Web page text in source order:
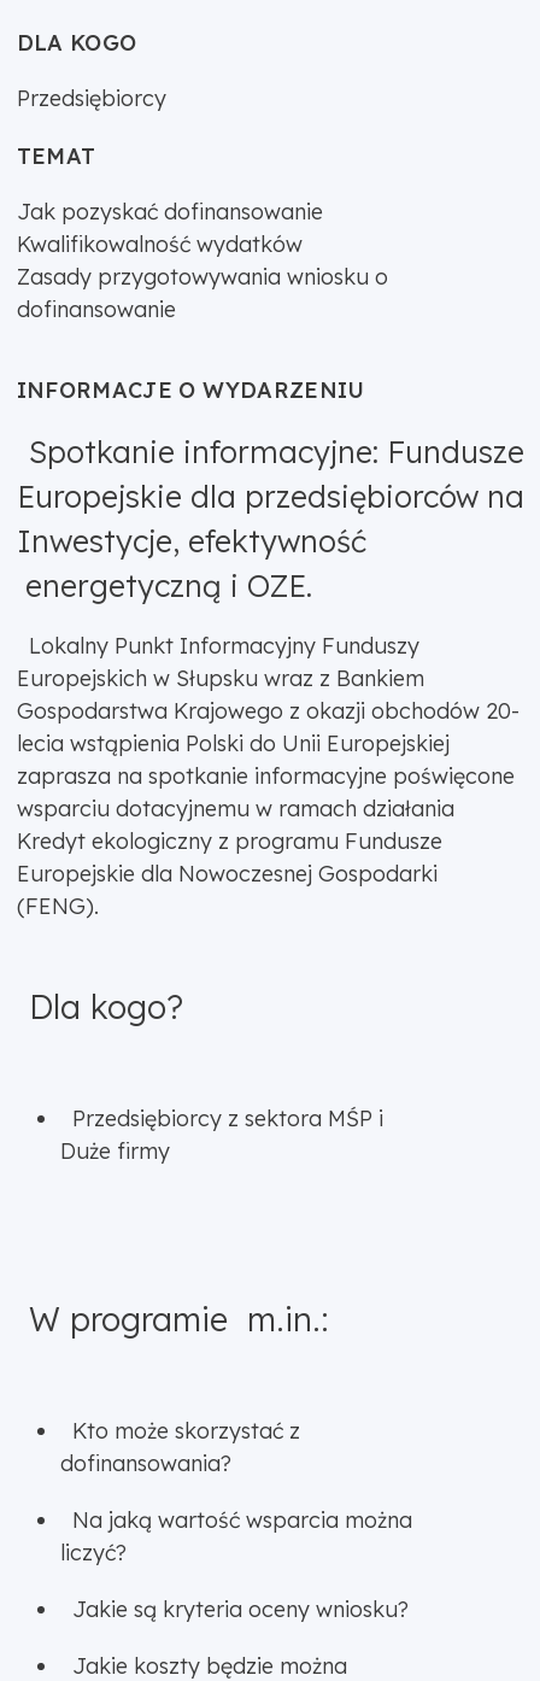
DLA KOGO
Przedsiębiorcy
TEMAT
Jak pozyskać dofinansowanie
Kwalifikowalność wydatków
Zasady przygotowywania wniosku o
dofinansowanie
INFORMACJE O WYDARZENIU
Spotkanie informacyjne: Fundusze
Europejskie dla przedsiębiorców na
Inwestycje, efektywność
energetyczną i OZE.
Lokalny Punkt Informacyjny Funduszy
Europejskich w Słupsku wraz z Bankiem
Gospodarstwa Krajowego z okazji obchodów 20-
lecia wstąpienia Polski do Unii Europejskiej
zaprasza na spotkanie informacyjne poświęcone
wsparciu dotacyjnemu w ramach działania
Kredyt ekologiczny z programu Fundusze
Europejskie dla Nowoczesnej Gospodarki
(FENG).
Dla kogo?
Przedsiębiorcy z sektora MŚP i
Duże firmy
W programie m.in.:
Kto może skorzystać z
dofinansowania?
Na jaką wartość wsparcia można
liczyć?
Jakie są kryteria oceny wniosku?
Jakie koszty będzie można